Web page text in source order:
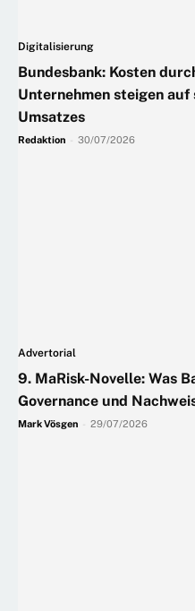
Digitalisierung
Bundesbank: Kosten
Unternehmen steigen auf
Umsatzes
Redaktion 30/07/2026
Advertorial
9. MaRisk-Novelle: Was
Governance und
Mark Vösgen 29/07/2026